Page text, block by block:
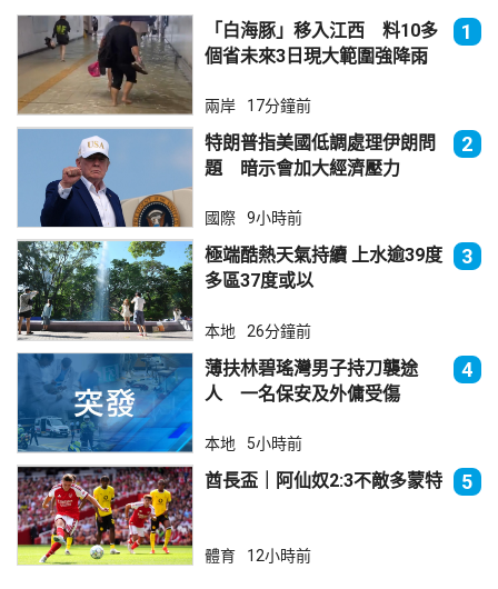
「白海豚」移入江西 料10多
個省未來3日現大範圍強降雨
1
兩岸 17分鐘前
特朗普指美國低調處理伊朗問
題 暗示會加大經濟壓力
2
國際 9小時前
極端酷熱天氣持續 上水逾39度
多區37度或以
3
本地 26分鐘前
薄扶林碧瑤灣男子持刀襲途
人 一名保安及外傭受傷
4
本地 5小時前
酋長盃｜阿仙奴2:3不敵多蒙特 5
體育 12小時前